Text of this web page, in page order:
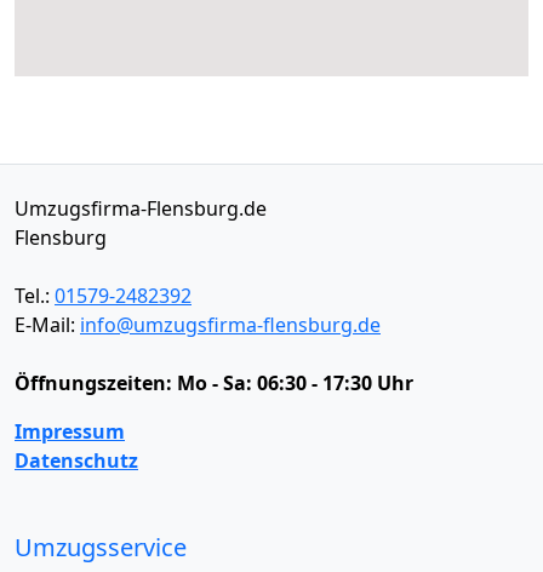
Umzugsfirma-Flensburg.de
Flensburg
Tel.: 01579-2482392
E-Mail: info@umzugsfirma-flensburg.de
Öffnungszeiten: Mo - Sa: 06:30 - 17:30 Uhr
Impressum
Datenschutz
Umzugsservice